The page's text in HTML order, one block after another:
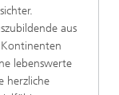
aus
lebenswerte
herzliche